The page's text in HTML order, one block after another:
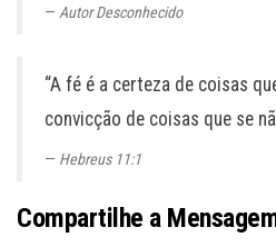
Autor Desconhecido
“A fé é a certeza de coisas
convicção de coisas que se
Hebreus 11:1
Compartilhe a